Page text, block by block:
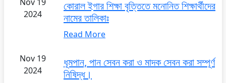
2024
কোরাল ইগার শিক্ষা বৃত্তিতে মনোনিত শিক্ষার্থীদের
নামের তালিকাঃ
Read More
Nov 19
2024
ধূমপান, পান সেবন করা ও মাদক সেবন করা সম্পূর্ণ
নিষিদ্ধ।